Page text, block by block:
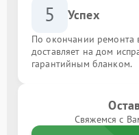
5 Успех
По окончании ремонта
доставляет на дом
гарантийным бланком.
Свяжемся с